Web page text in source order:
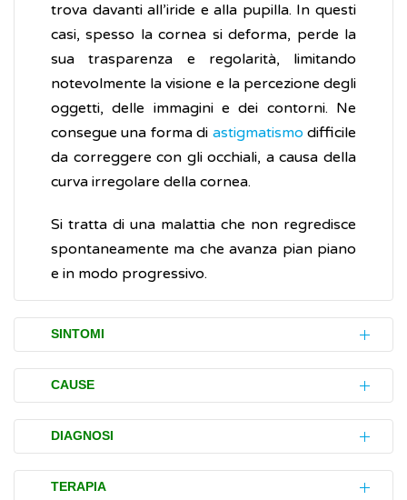
trova davanti all’iride e alla pupilla. In questi
casi, spesso la cornea si deforma, perde la
sua trasparenza e regolarità, limitando
notevolmente la visione e la percezione degli
oggetti, delle immagini e dei contorni. Ne
consegue una forma di astigmatismodifficile
da correggere con gli occhiali, a causa della
curva irregolare della cornea.
Si tratta di una malattia che non regredisce
spontaneamente ma che avanza pian piano
e in modo progressivo.
SINTOMI
Di solito, lo pterigio si sviluppa lentamente
nel corso degli anni senza causare disturbi
(sintomi) specifici.
In caso d’infiammazione, si possono
CAUSE
Le cause dello pterigio e del cambiamento
del tessuto congiuntivale non sono ancora
del tutto chiare. Tra i fattori che
DIAGNOSI
Per diagnosticare lo pterigio può essere
TERAPIA